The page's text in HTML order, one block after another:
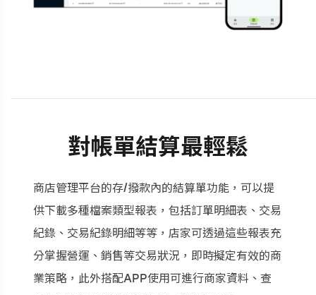
對帳單結算最輕鬆
商店管理平台的存/撥款內的結算單功能，可以提
供下載多種檔案類型報表，包括訂單明細表、交易
紀錄、交易紀錄明細等等，店家可透過這些報表充
分掌握營運、銷售等交易狀況，即時擬定有效的商
業策略，此外搭配APP使用可進行商家資料、查